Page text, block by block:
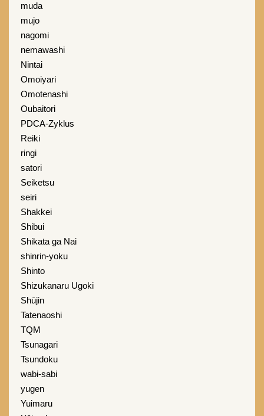
muda
mujo
nagomi
nemawashi
Nintai
Omoiyari
Omotenashi
Oubaitori
PDCA-Zyklus
Reiki
ringi
satori
Seiketsu
seiri
Shakkei
Shibui
Shikata ga Nai
shinrin-yoku
Shinto
Shizukanaru Ugoki
Shūjin
Tatenaoshi
TQM
Tsunagari
Tsundoku
wabi-sabi
yugen
Yuimaru